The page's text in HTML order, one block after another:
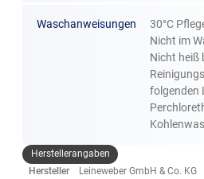
Waschanweisungen
30°C
Nicht im
Nicht heiß
folgenden
Herstellerangaben
Hersteller
Leineweber GmbH & Co. KG